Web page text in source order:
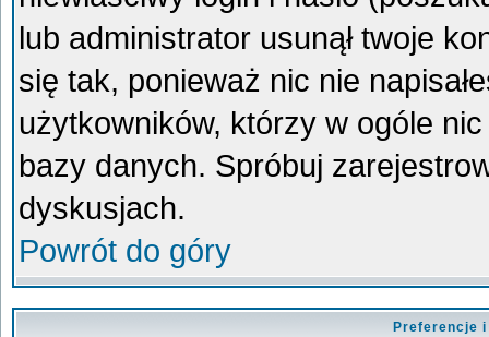
lub administrator usunął twoje
się tak, ponieważ nic nie
użytkowników, którzy w ogóle
bazy danych. Spróbuj
dyskusjach.
Powrót do góry
Preferencje